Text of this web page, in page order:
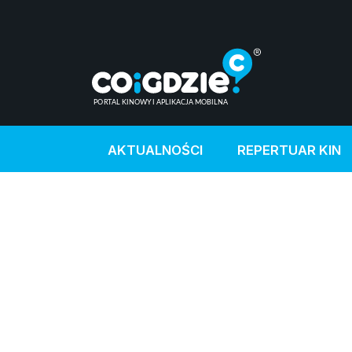
AKTUALNOŚCI REPERTUAR KIN